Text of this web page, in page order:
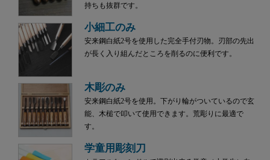
持ちも抜群です。
小細工のみ
安来鋼白紙2号を使用した完全手付刃物。刃部の先出
が長く入り組んだところを削るのに便利です。
木彫のみ
安来鋼白紙2号を使用。下がり輪がついているので玄
能、木槌で叩いて使用できます。荒彫りに最適で
す。
学童用彫刻刀